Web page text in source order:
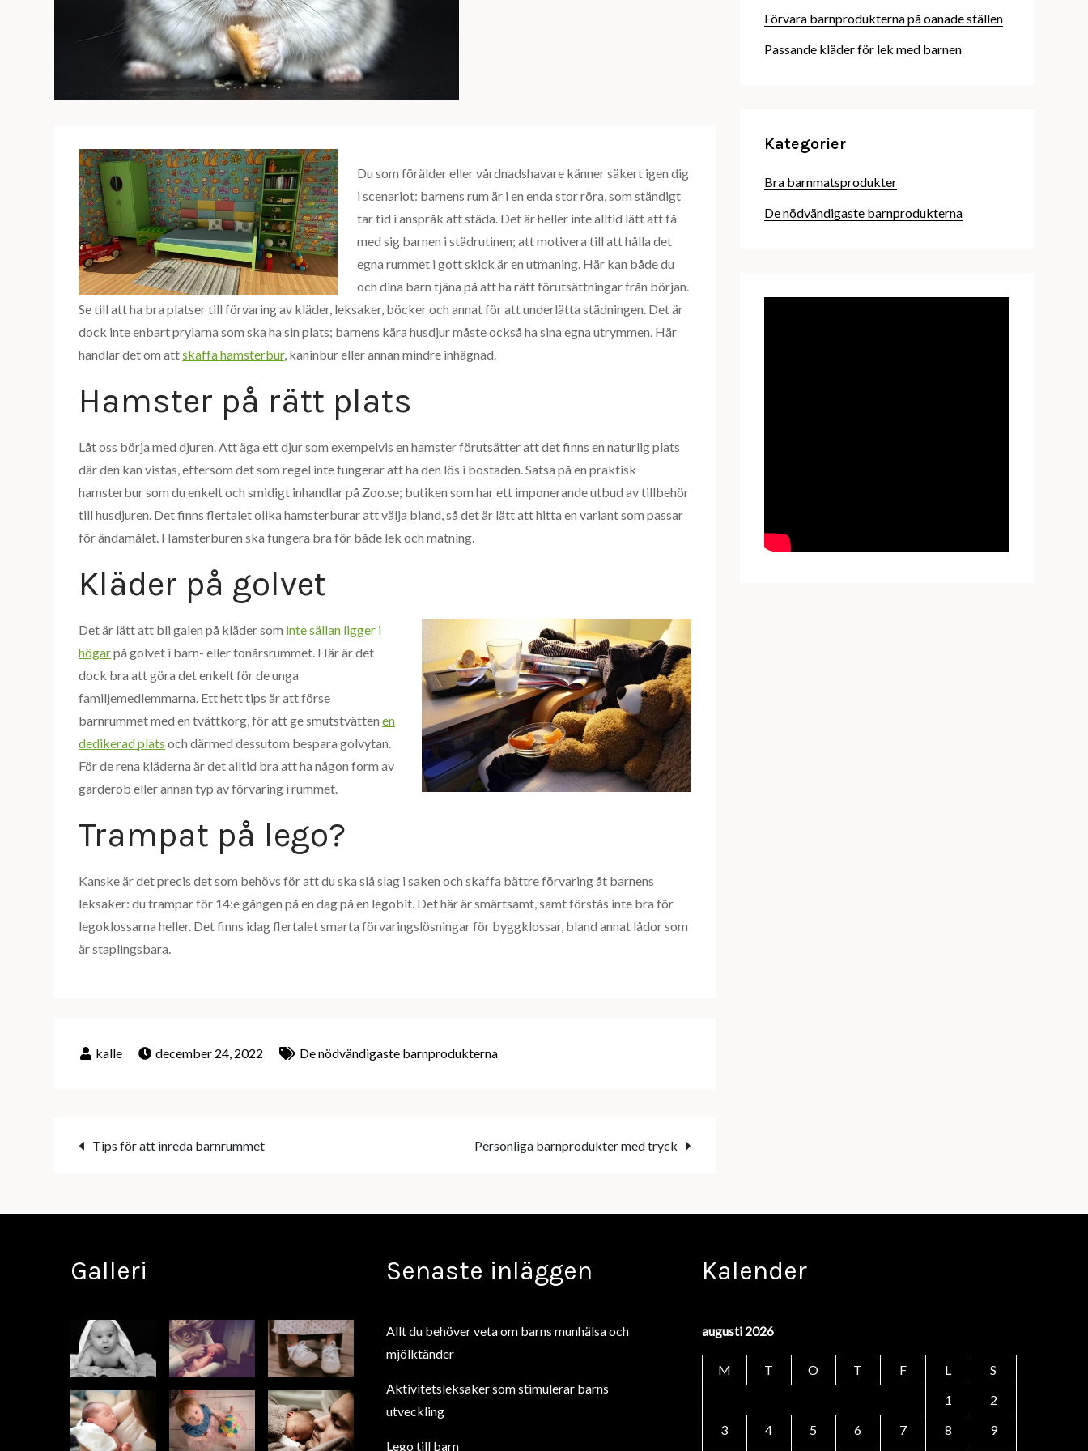
Du som förälder eller vårdnadshavare känner säkert igen dig
i scenariot: barnens rum är i en enda stor röra, som ständigt
tar tid i anspråk att städa. Det är heller inte alltid lätt att få
med sig barnen i städrutinen; att motivera till att hålla det
egna rummet i gott skick är en utmaning. Här kan både du
och dina barn tjäna på att ha rätt förutsättningar från början.
Se till att ha bra platser till förvaring av kläder, leksaker, böcker och annat för att underlätta städningen. Det är
dock inte enbart prylarna som ska ha sin plats; barnens kära husdjur måste också ha sina egna utrymmen. Här
handlar det om attskaffa hamsterbur, kaninbur eller annan mindre inhägnad.
Hamster på rätt plats
Låt oss börja med djuren. Att äga ett djur som exempelvis en hamster förutsätter att det finns en naturlig plats
där den kan vistas, eftersom det som regel inte fungerar att ha den lös i bostaden. Satsa på en praktisk
hamsterbur som du enkelt och smidigt inhandlar på Zoo.se; butiken som har ett imponerande utbud av tillbehör
till husdjuren. Det finns flertalet olika hamsterburar att välja bland, så det är lätt att hitta en variant som passar
för ändamålet. Hamsterburen ska fungera bra för både lek och matning.
Kläder på golvet
Det är lätt att bli galen på kläder som inte sällan ligger i
högarpå golvet i barn- eller tonårsrummet. Här är det
dock bra att göra det enkelt för de unga
familjemedlemmarna. Ett hett tips är att förse
barnrummet med en tvättkorg, för att ge smutstvättenen
dedikerad plats och därmed dessutom bespara golvytan.
För de rena kläderna är det alltid bra att ha någon form av
garderob eller annan typ av förvaring i rummet.
Trampat på lego?
Kanske är det precis det som behövs för att du ska slå slag i saken och skaffa bättre förvaring åt barnens
leksaker: du trampar för 14:e gången på en dag på en legobit. Det här är smärtsamt, samt förstås inte bra för
legoklossarna heller. Det finns idag flertalet smarta förvaringslösningar för byggklossar, bland annat lådor som
är staplingsbara.
december 24, 2022 De nödvändigaste barnprodukterna
Inläggsnavigering
Tips för att inreda barnrummet Personliga barnprodukter med tryck
Förvara barnprodukterna på oanade ställen
Passande kläder för lek med barnen
Kategorier
Bra barnmatsprodukter
De nödvändigaste barnprodukterna
Galleri Senaste inläggen
Allt du behöver veta om barns munhälsa och
mjölktänder
Aktivitetsleksaker som stimulerar barns
utveckling
Lego till barn
Kalender
augusti 2026
M T O T F L
S
1
2
3
4 5 6 7 8 9